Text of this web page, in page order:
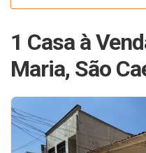
1 Casa à
Maria, São